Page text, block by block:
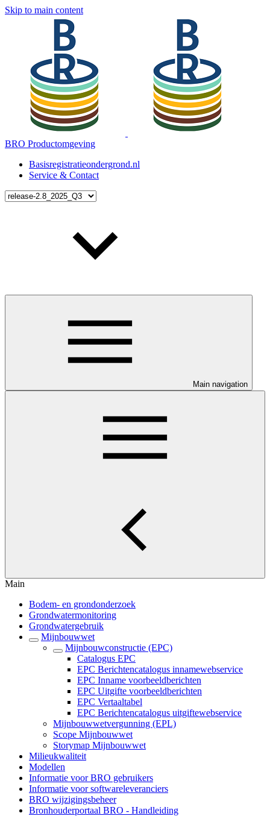
Skip to main content
BRO Productomgeving
Basisregistratieondergrond.nl
Service & Contact
Main navigation
Main
Bodem- en grondonderzoek
Grondwatermonitoring
Grondwatergebruik
Mijnbouwwet
Mijnbouwconstructie (EPC)
Catalogus EPC
EPC Berichtencatalogus innamewebservice
EPC Inname voorbeeldberichten
EPC Uitgifte voorbeeldberichten
EPC Vertaaltabel
EPC Berichtencatalogus uitgiftewebservice
Mijnbouwwetvergunning (EPL)
Scope Mijnbouwwet
Storymap Mijnbouwwet
Milieukwaliteit
Modellen
Informatie voor BRO gebruikers
Informatie voor softwareleveranciers
BRO wijzigingsbeheer
Bronhouderportaal BRO - Handleiding